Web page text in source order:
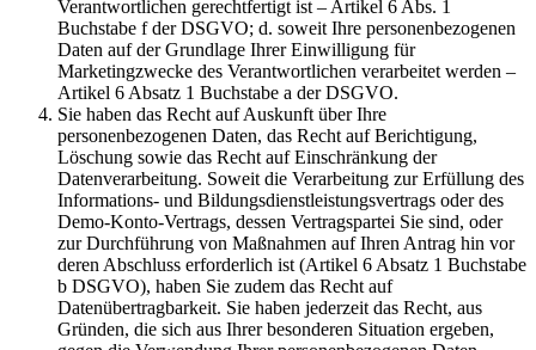
Verantwortlichen gerechtfertigt ist – Artikel 6 Abs. 1
Buchstabe f der DSGVO; d. soweit Ihre personenbezogenen
Daten auf der Grundlage Ihrer Einwilligung für
Marketingzwecke des Verantwortlichen verarbeitet werden –
Artikel 6 Absatz 1 Buchstabe a der DSGVO.
Sie haben das Recht auf Auskunft über Ihre
personenbezogenen Daten, das Recht auf Berichtigung,
Löschung sowie das Recht auf Einschränkung der
Datenverarbeitung. Soweit die Verarbeitung zur Erfüllung des
Informations- und Bildungsdienstleistungsvertrags oder des
Demo-Konto-Vertrags, dessen Vertragspartei Sie sind, oder
zur Durchführung von Maßnahmen auf Ihren Antrag hin vor
deren Abschluss erforderlich ist (Artikel 6 Absatz 1 Buchstabe
b DSGVO), haben Sie zudem das Recht auf
Datenübertragbarkeit. Sie haben jederzeit das Recht, aus
Gründen, die sich aus Ihrer besonderen Situation ergeben,